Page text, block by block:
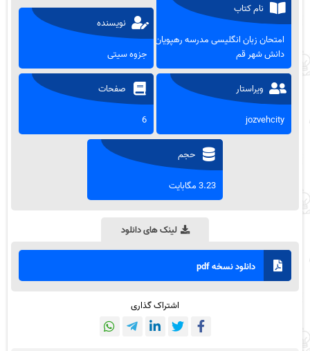
نام کتاب
امتحان زبان انگلیسی مدرسه رهپویان
دانش شهر قم
نویسنده
جزوه سیتی
ویراستار
jozvehcity
صفحات
6
حجم
3.23 مگابایت
لینک های دانلود
دانلود نسخه pdf
اشتراک گذاری